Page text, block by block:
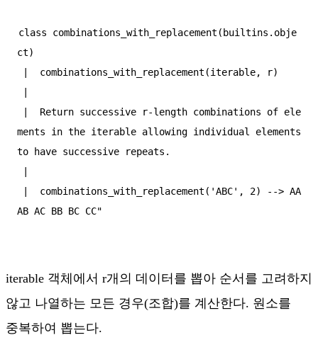
class combinations_with_replacement(builtins.obje
ct)
ments in the iterable allowing individual elements
to have successive repeats.
iterable 객체에서 r개의 데이터를 뽑아 순서를 고려하지
않고 나열하는 모든 경우(조합)를 계산한다. 원소를
중복하여 뽑는다.